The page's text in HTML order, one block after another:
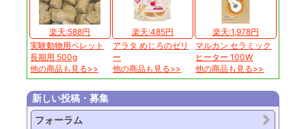
楽天:588円
実験動物用ペレット
長期用 500g
他の商品も見る>>
楽天:485円
アラタ めじろのゼリ
ー
他の商品も見る>>
楽天:1,978円
マルカン セラミック
ヒーター 100W
他の商品も見る>>
新しい投稿・募集
フォーラム